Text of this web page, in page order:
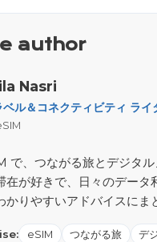
author
Nasri
ベル＆コネクティビティ ラ
、つながる旅とデジタ
在が好きで、日々のデー
かりやすいアドバイスにま
eSIM つながる旅 デ